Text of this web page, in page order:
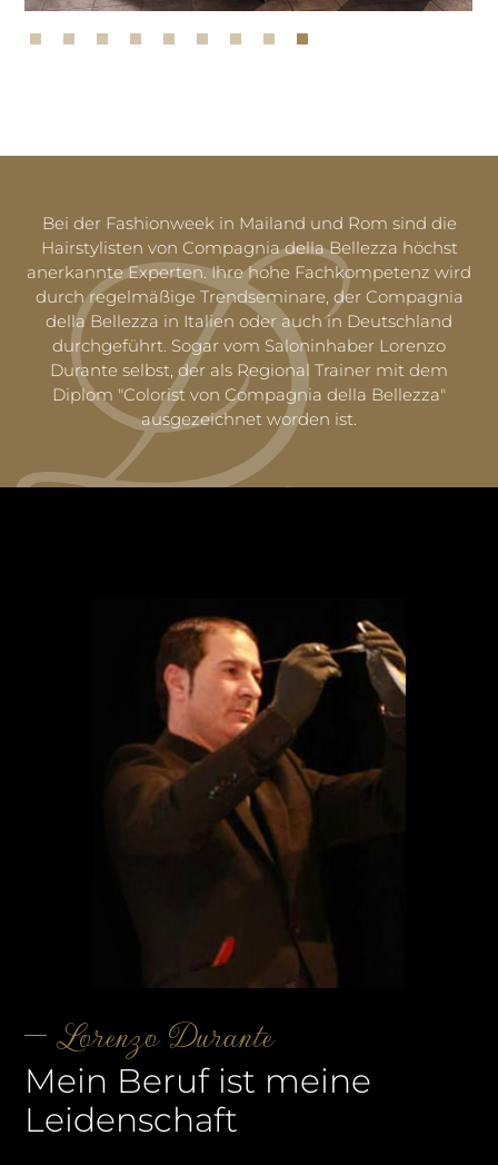
Bei der Fashionweek in Mailand und Rom sind die
Hairstylisten von Compagnia della Bellezza höchst
anerkannte Experten. Ihre hohe Fachkompetenz wird
durch regelmäßige Trendseminare, der Compagnia
della Bellezza in Italien oder auch in Deutschland
durchgeführt. Sogar vom Saloninhaber Lorenzo
Durante selbst, der als Regional Trainer mit dem
Diplom "Colorist von Compagnia della Bellezza"
ausgezeichnet worden ist.
Lorenzo Durante
Mein Beruf ist meine
Leidenschaft